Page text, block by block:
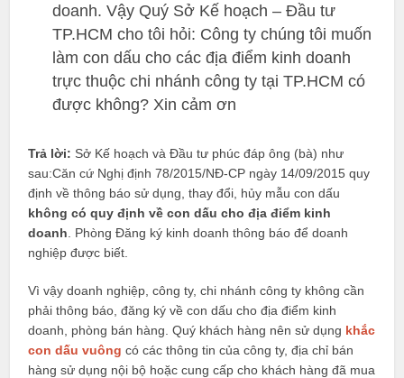
doanh. Vậy Quý Sở Kế hoạch – Đầu tư
TP.HCM cho tôi hỏi: Công ty chúng tôi muốn
làm con dấu cho các địa điểm kinh doanh
trực thuộc chi nhánh công ty tại TP.HCM có
được không? Xin cảm ơn
Trả lời: Sở Kế hoạch và Đầu tư phúc đáp ông (bà) như
sau:Căn cứ Nghị định 78/2015/NĐ-CP ngày 14/09/2015 quy
định về thông báo sử dụng, thay đổi, hủy mẫu con dấu
không có quy định về con dấu cho địa điểm kinh
doanh . Phòng Đăng ký kinh doanh thông báo để doanh
nghiệp được biết.
Vì vậy doanh nghiệp, công ty, chi nhánh công ty không cần
phải thông báo, đăng ký về con dấu cho địa điểm kinh
doanh, phòng bán hàng. Quý khách hàng nên sử dụng khắc
con dấu vuông có các thông tin của công ty, địa chỉ bán
hàng sử dụng nội bộ hoặc cung cấp cho khách hàng đã mua